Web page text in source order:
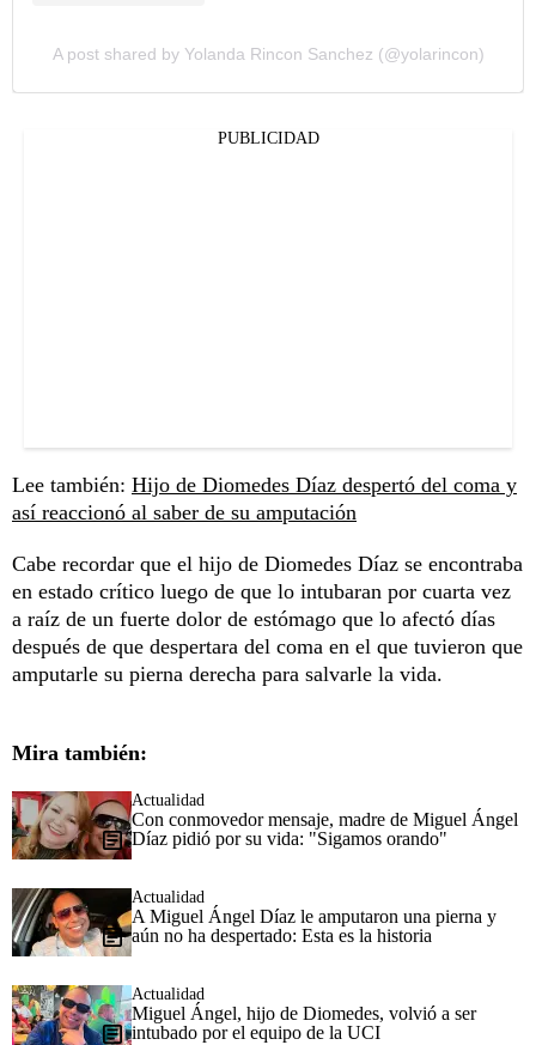
A post shared by Yolanda Rincon Sanchez (@yolarincon)
PUBLICIDAD
Lee también: Hijo de Diomedes Díaz despertó del coma y
así reaccionó al saber de su amputación
Cabe recordar que el hijo de Diomedes Díaz se encontraba
en estado crítico luego de que lo intubaran por cuarta vez
a raíz de un fuerte dolor de estómago que lo afectó días
después de que despertara del coma en el que tuvieron que
amputarle su pierna derecha para salvarle la vida.
Mira también:
Actualidad
Con conmovedor mensaje, madre de Miguel Ángel
Díaz pidió por su vida: "Sigamos orando"
Actualidad
A Miguel Ángel Díaz le amputaron una pierna y
aún no ha despertado: Esta es la historia
Actualidad
Miguel Ángel, hijo de Diomedes, volvió a ser
intubado por el equipo de la UCI